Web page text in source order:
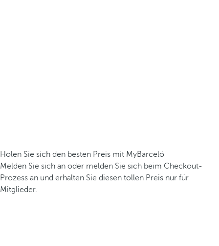
Holen Sie sich den besten Preis mit MyBarceló
Melden Sie sich an oder melden Sie sich beim Checkout-
Prozess an und erhalten Sie diesen tollen Preis nur für
Mitglieder.